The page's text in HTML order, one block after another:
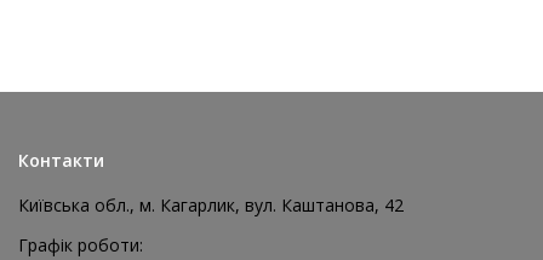
Контакти
Київська обл., м. Кагарлик, вул. Каштанова, 42
Графік роботи: